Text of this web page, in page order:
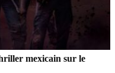
mexicain sur le